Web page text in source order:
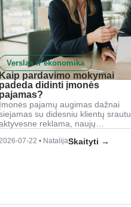
Verslas ir ekonomika
pardavimo mokymai
didinti įmonės
pajamų augimas dažnai
su didesniu klientų srautu,
reklama, naujų…
07-22 • NatalijaSkaityti →